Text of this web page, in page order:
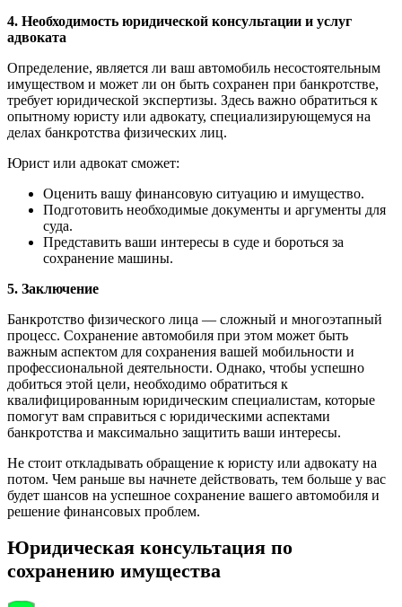
4. Необходимость юридической консультации и услуг
адвоката
Определение, является ли ваш автомобиль несостоятельным
имуществом и может ли он быть сохранен при банкротстве,
требует юридической экспертизы. Здесь важно обратиться к
опытному юристу или адвокату, специализирующемуся на
делах банкротства физических лиц.
Юрист или адвокат сможет:
Оценить вашу финансовую ситуацию и имущество.
Подготовить необходимые документы и аргументы для
суда.
Представить ваши интересы в суде и бороться за
сохранение машины.
5. Заключение
Банкротство физического лица — сложный и многоэтапный
процесс. Сохранение автомобиля при этом может быть
важным аспектом для сохранения вашей мобильности и
профессиональной деятельности. Однако, чтобы успешно
добиться этой цели, необходимо обратиться к
квалифицированным юридическим специалистам, которые
помогут вам справиться с юридическими аспектами
банкротства и максимально защитить ваши интересы.
Не стоит откладывать обращение к юристу или адвокату на
потом. Чем раньше вы начнете действовать, тем больше у вас
будет шансов на успешное сохранение вашего автомобиля и
решение финансовых проблем.
Юридическая консультация по
сохранению имущества